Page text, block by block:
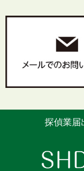
探偵業